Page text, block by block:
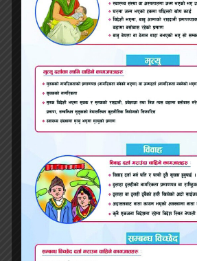
रासायनिक मलको अभाव झेल्दै
सरस्वती बजारका संस्थापक स्व. छत्र
यादवकोशालिक शिलान्यास
राजबिराजः मधेश कृषि विश्वविद्यालयमा
खुल्यो